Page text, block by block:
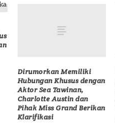
Dirumorkan Memiliki
Hubungan Khusus dengan
Aktor Sea Tawinan,
Charlotte Austin dan
Pihak Miss Grand Berikan
Klarifikasi